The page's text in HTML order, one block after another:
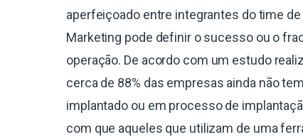
aperfeiçoado entre integrantes do time de
Marketing pode definir o sucesso ou o
operação. De acordo com um estudo
cerca de 88% das empresas ainda não
implantado ou em processo de
com que aqueles que utilizam de uma